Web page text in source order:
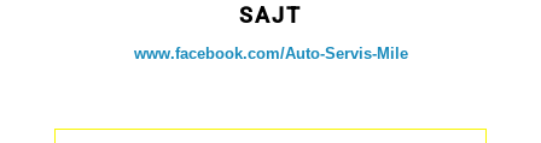
SAJT
www.facebook.com/Auto-Servis-Mile